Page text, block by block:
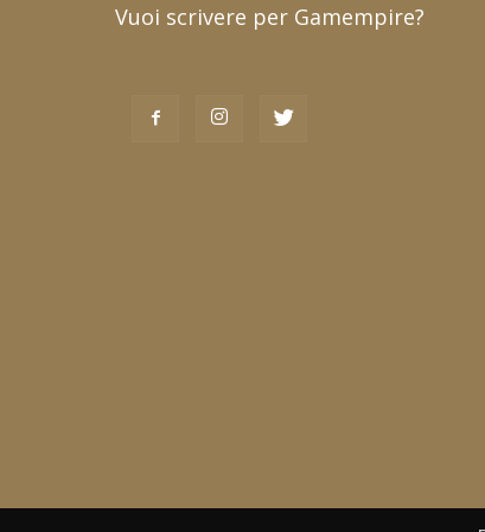
Vuoi scrivere per Gamempire?